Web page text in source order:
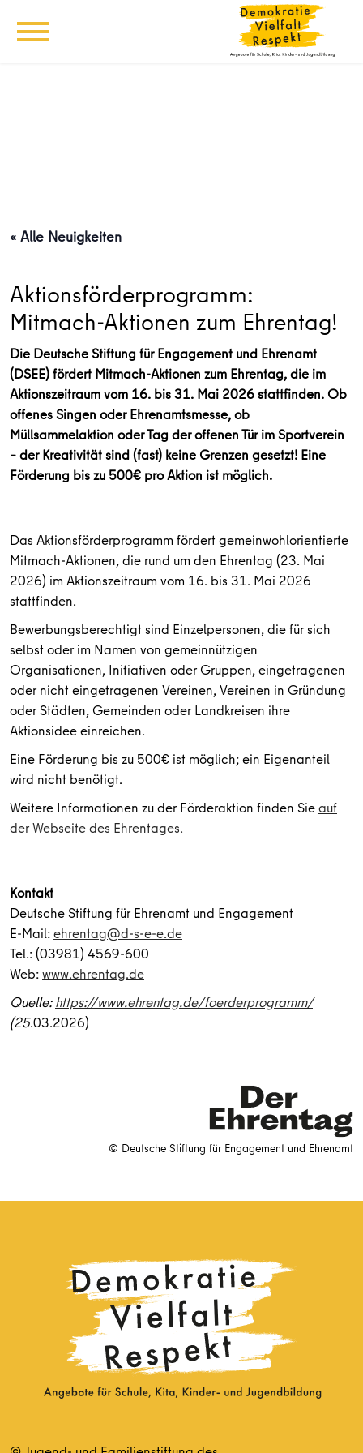
« Alle Neuigkeiten
Aktionsförderprogramm:
Mitmach-Aktionen zum Ehrentag!
Die Deutsche Stiftung für Engagement und Ehrenamt
(DSEE) fördert Mitmach-Aktionen zum Ehrentag, die im
Aktionszeitraum vom 16. bis 31. Mai 2026 stattfinden. Ob
offenes Singen oder Ehrenamtsmesse, ob
Müllsammelaktion oder Tag der offenen Tür im Sportverein
– der Kreativität sind (fast) keine Grenzen gesetzt! Eine
Förderung bis zu 500€ pro Aktion ist möglich.
Das Aktionsförderprogramm fördert gemeinwohlorientierte
Mitmach-Aktionen, die rund um den Ehrentag (23. Mai
2026) im Aktionszeitraum vom 16. bis 31. Mai 2026
stattfinden.
Bewerbungsberechtigt sind Einzelpersonen, die für sich
selbst oder im Namen von gemeinnützigen
Organisationen, Initiativen oder Gruppen, eingetragenen
oder nicht eingetragenen Vereinen, Vereinen in Gründung
oder Städten, Gemeinden oder Landkreisen ihre
Aktionsidee einreichen.
Eine Förderung bis zu 500€ ist möglich; ein Eigenanteil
wird nicht benötigt.
Weitere Informationen zu der Förderaktion finden Sieauf
der Webseite des Ehrentages.
Kontakt
Deutsche Stiftung für Ehrenamt und Engagement
E-Mail:ehrentag@d-s-e-e.de
Tel.: (03981) 4569-600
Web:www.ehrentag.de
Quelle:https://www.ehrentag.de/foerderprogramm/
(25.03.2026)
© Deutsche Stiftung für Engagement und Ehrenamt